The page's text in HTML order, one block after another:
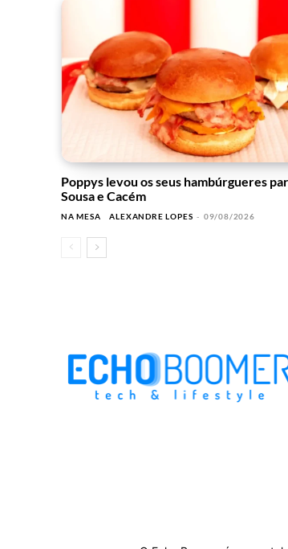
Poppys levou os seus hambúrgueres
Sousa e Cacém
NA MESA ALEXANDRE LOPES - 09/08/2026